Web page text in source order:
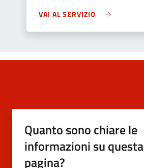
VAI AL SERVIZIO
Quanto sono chiare le
informazioni su questa
pagina?